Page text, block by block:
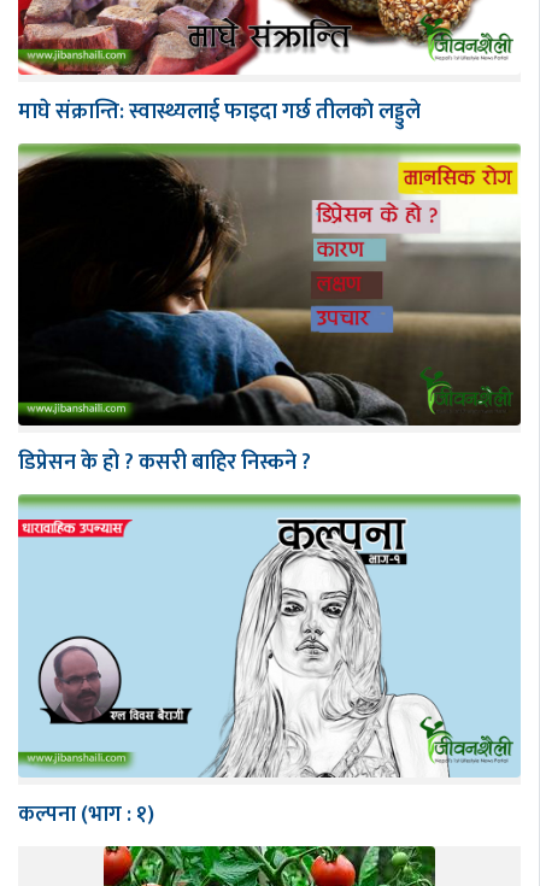
माघे संक्रान्ति: स्वास्थ्यलाई फाइदा गर्छ तीलकाे लड्डुले
डिप्रेसन के हो ? कसरी बाहिर निस्कने ?
कल्पना (भाग : १)